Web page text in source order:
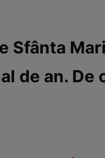
Sfânta
de an.